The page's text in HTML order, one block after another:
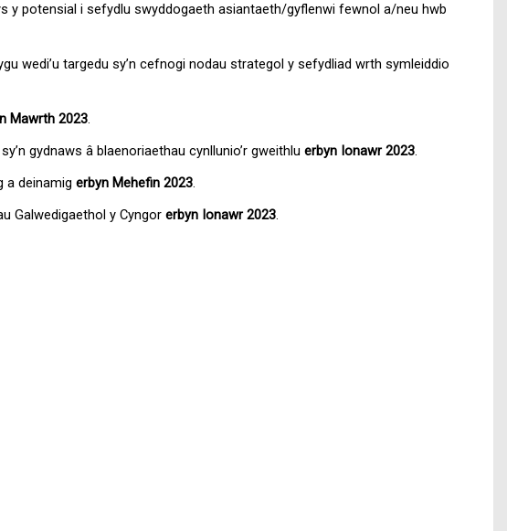
potensial i sefydlu swyddogaeth asiantaeth/gyflenwi fewnol a/neu hwb
wedi’u targedu sy’n cefnogi nodau strategol y sefydliad wrth symleiddio
Mawrth 2023.
gydnaws â blaenoriaethau cynllunio’r gweithlu erbyn Ionawr 2023.
a deinamig erbyn Mehefin 2023.
Galwedigaethol y Cyngor erbyn Ionawr 2023.